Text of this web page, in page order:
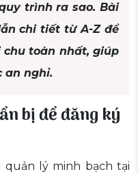
trình ra sao. Bài
chi tiết từ A-Z để
chu toàn nhất, giúp
an nghỉ.
bị để đăng ký
lý minh bạch tại